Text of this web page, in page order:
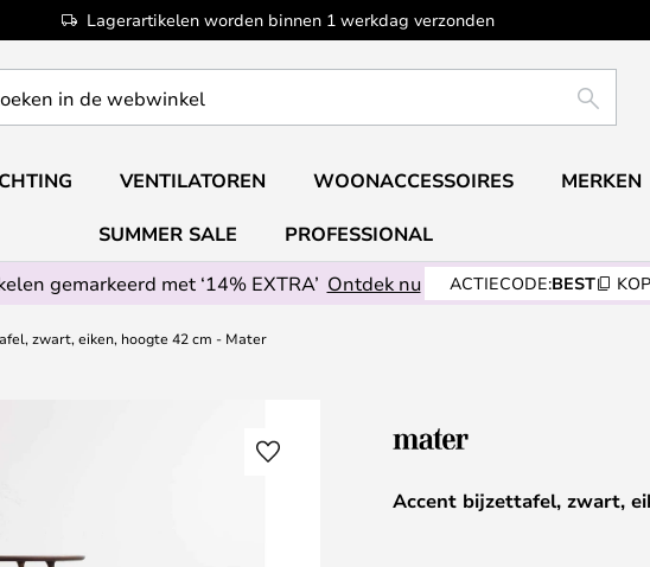
Lagerartikelen worden binnen 1 werkdag verzonden
ZOEKEN
VENTILATOREN WOONACCESSOIRES MERKEN
SUMMER SALE
PROFESSIONAL
gemarkeerd met ‘14% EXTRA’ Ontdek nu ACTIECODE:BEST
zwart, eiken, hoogte 42 cm - Mater
Accent bijzettafel, zwart,